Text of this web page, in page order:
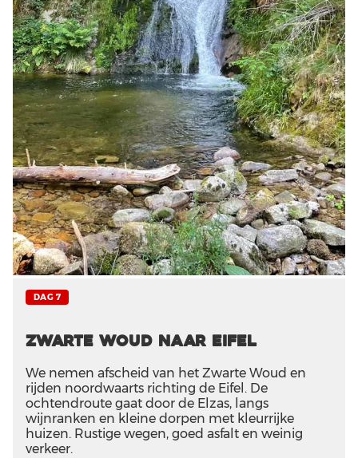
DAG 7
Zwarte Woud naar Eifel
We nemen afscheid van het Zwarte Woud en
rijden noordwaarts richting de Eifel. De
ochtendroute gaat door de Elzas, langs
wijnranken en kleine dorpen met kleurrijke
huizen. Rustige wegen, goed asfalt en weinig
verkeer.